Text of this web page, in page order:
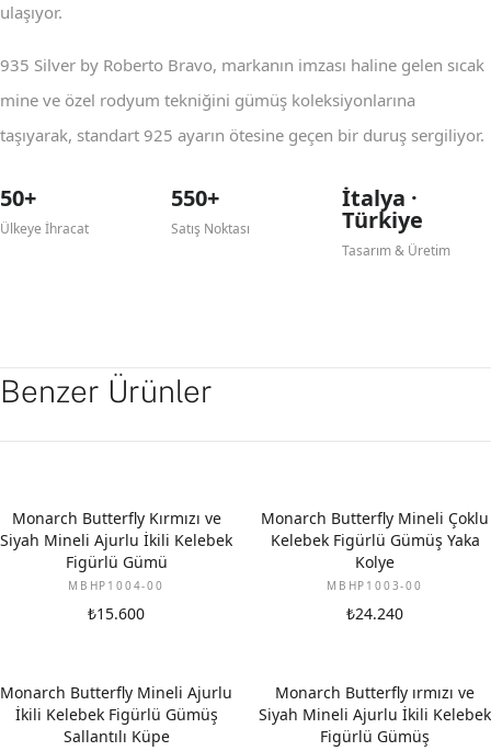
ulaşıyor.
935 Silver by Roberto Bravo, markanın imzası haline gelen sıcak
mine ve özel rodyum tekniğini gümüş koleksiyonlarına
taşıyarak, standart 925 ayarın ötesine geçen bir duruş sergiliyor.
50+
Ülkeye İhracat
550+
Satış Noktası
İtalya ·
Türkiye
Tasarım & Üretim
Benzer Ürünler
Monarch Butterfly Kırmızı ve
Siyah Mineli Ajurlu İkili Kelebek
Figürlü Gümü
MBHP1004-00
₺15.600
Monarch Butterfly Mineli Çoklu
Kelebek Figürlü Gümüş Yaka
Kolye
MBHP1003-00
₺24.240
Monarch Butterfly Mineli Ajurlu
İkili Kelebek Figürlü Gümüş
Sallantılı Küpe
Monarch Butterfly ırmızı ve
Siyah Mineli Ajurlu İkili Kelebek
Figürlü Gümüş